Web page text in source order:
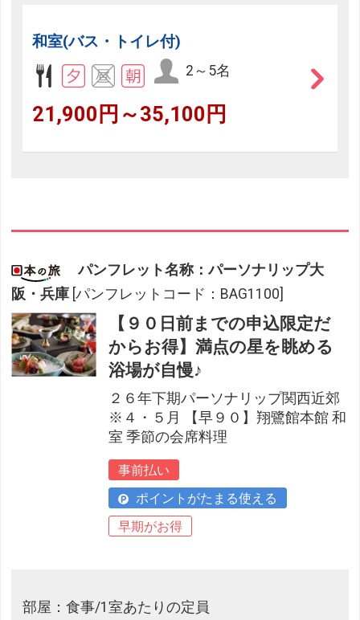
和室(バス・トイレ付)
2～5名
21,900円～35,100円
パンフレット名称：パーソナリップ大
阪・兵庫 [パンフレットコード：BAG1100]
【９０日前までの申込限定だ
からお得】満点の星を眺める
浴場が自慢♪
２６年下期パーソナリップ関西近郊
※４・５月 【早９０】翔鷺館本館 和
室 季節の会席料理
事前払い
ポイントがたまる使える
早期がお得
部屋：食事/1室あたりの定員